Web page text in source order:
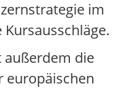
im
außerdem die
europäischen